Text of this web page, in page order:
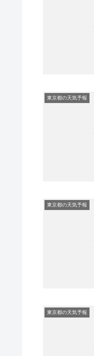
東京都の天気予報
東京都の天気予報
東京都の天気予報